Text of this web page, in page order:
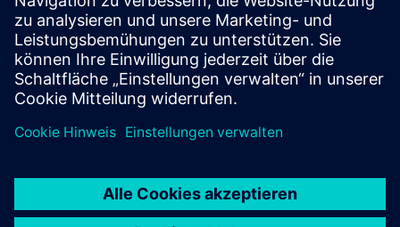
Personalisiertes Angebot
Sie benötigen ein persönliches Angebot? Nach Angabe Ihrer
persönlichen Daten senden wir Ihnen umgehend ein
personalisiertes Angebot an Ihre Emailadresse.
Persönliches Angebot zusenden